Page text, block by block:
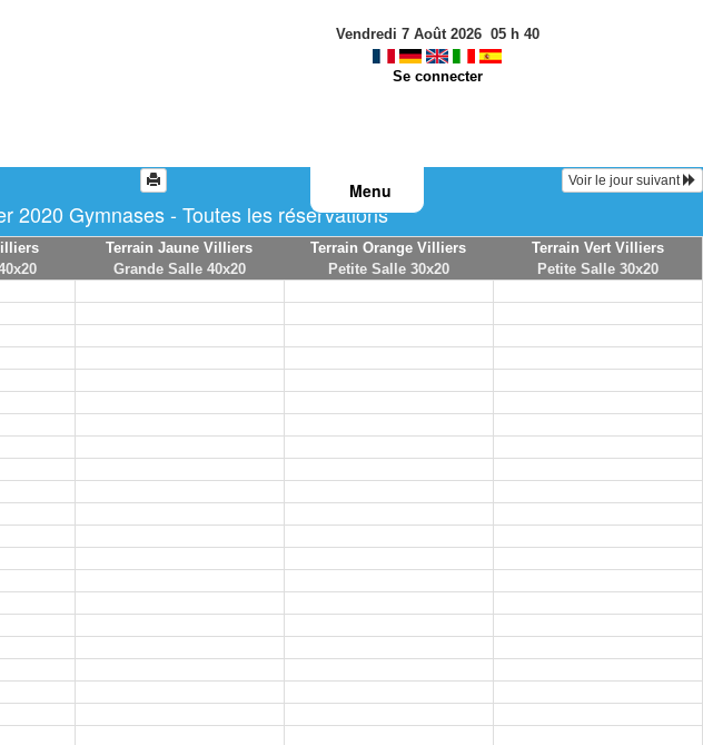
Vendredi 7 Août 2026 05h 40
Se connecter
Menu Voir le jour suivant
2020 Gymnases - Toutes les réservations
Terrain Jaune Villiers
Grande Salle 40x20
Terrain Orange Villiers
Petite Salle 30x20
Terrain Vert Villiers
Petite Salle 30x20